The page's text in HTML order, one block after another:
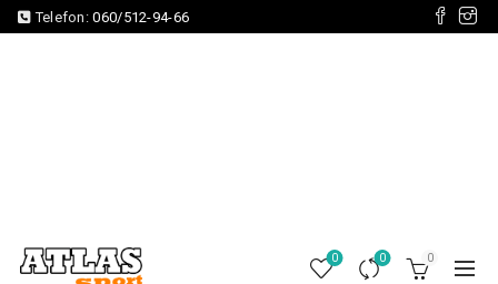
Telefon:060/512-94-66
0 0 0